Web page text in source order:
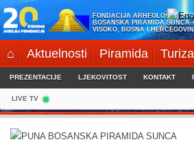
Skip
to
content
FONDACIJA ARHEOLOŠKI
BOSANSKA PIRAMIDA SUNCA
VISOKO, BOSNA I
⌂ Aktuelnosti Piramida
PREZENTACIJE LJEKOVITOST KONTAKT
LIVE TV